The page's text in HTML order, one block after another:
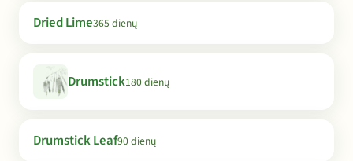
Dried Lime365 dienų
Drumstick180 dienų
Drumstick Leaf90 dienų